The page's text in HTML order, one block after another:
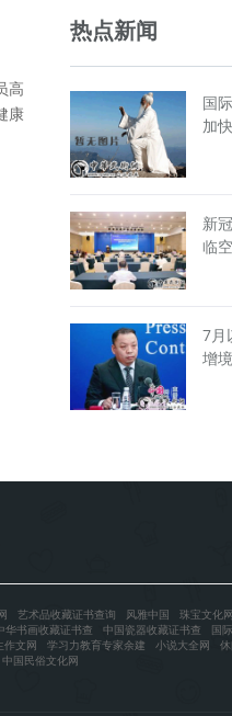
高
康
热点新闻
国
加
新
临
7月
增
艺术品收藏证书查询 风雅中国 珠宝文化网
华书画收藏证书查 中国瓷器收藏证书查 国
作文网 学习力教育专家余建 小说大全网
中国民俗文化网